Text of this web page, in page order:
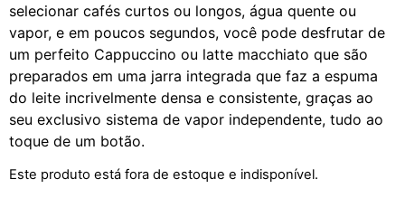
selecionar cafés curtos ou longos, água quente ou
vapor, e em poucos segundos, você pode desfrutar de
um perfeito Cappuccino ou latte macchiato que são
preparados em uma jarra integrada que faz a espuma
do leite incrivelmente densa e consistente, graças ao
seu exclusivo sistema de vapor independente, tudo ao
toque de um botão.
Este produto está fora de estoque e indisponível.